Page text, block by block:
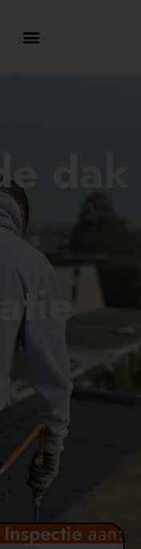
dak
Inspectieaan: